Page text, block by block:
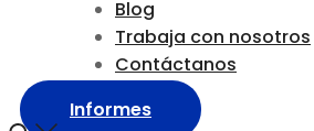
Blog
Trabaja con nosotros
Contáctanos
Informes